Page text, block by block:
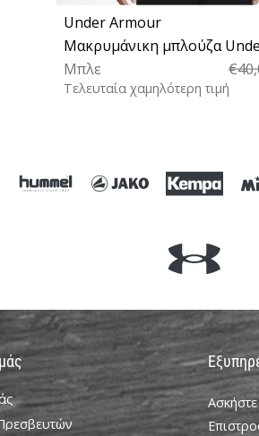
Under Armour
Μπλε
Τελευταία χαμηλότερη τιμή